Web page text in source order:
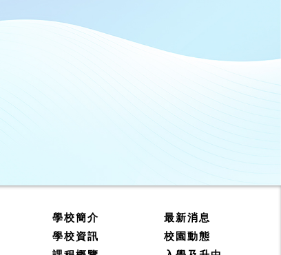
學校簡介
學校資訊
最新消息
校園動態